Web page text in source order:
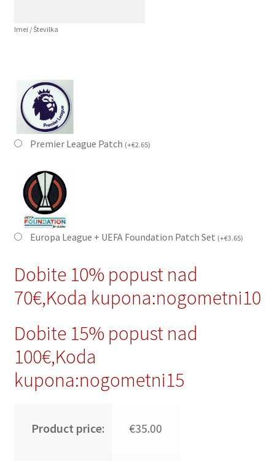
Imei / Številka
Premier League Patch (+€2.65)
Europa League + UEFA Foundation Patch Set (+€3.65)
Dobite 10% popust nad
70€,Koda kupona:nogometni10
Dobite 15% popust nad
100€,Koda
kupona:nogometni15
Product price: €35.00